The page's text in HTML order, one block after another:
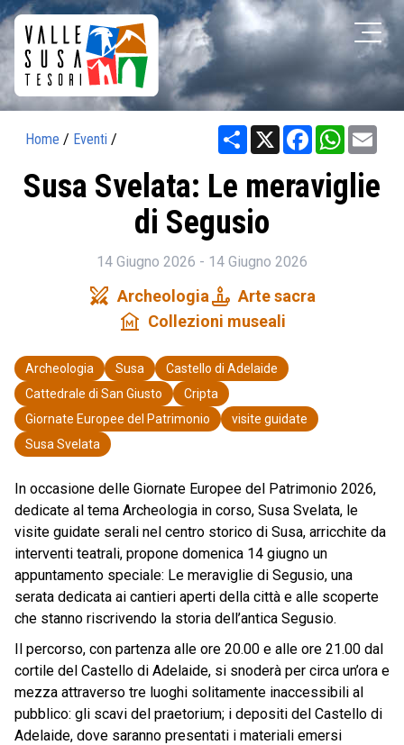
Home / Eventi / Share X Facebook
Susa Svelata: Le meraviglie
di Segusio
14 Giugno 2026 - 14 Giugno 2026
swords Archeologiacandle Arte sacra
museum Collezioni museali
Archeologia Susa
Castello di Adelaide
Cattedrale di San Giusto
Cripta
Giornate Europee del Patrimonio
visite guidate
Susa Svelata
In occasione delle Giornate Europee del Patrimonio 2026,
dedicate al tema Archeologia in corso, Susa Svelata, le
visite guidate serali nel centro storico di Susa, arricchite da
interventi teatrali, propone domenica 14 giugno un
appuntamento speciale: Le meraviglie di Segusio, una
serata dedicata ai cantieri aperti della città e alle scoperte
che stanno riscrivendo la storia dell’antica Segusio.
Il percorso, con partenza alle ore 20.00 e alle ore 21.00 dal
cortile del Castello di Adelaide, si snoderà per circa un’ora e
mezza attraverso tre luoghi solitamente inaccessibili al
pubblico: gli scavi del praetorium; i depositi del Castello di
Adelaide, dove saranno presentati i materiali emersi